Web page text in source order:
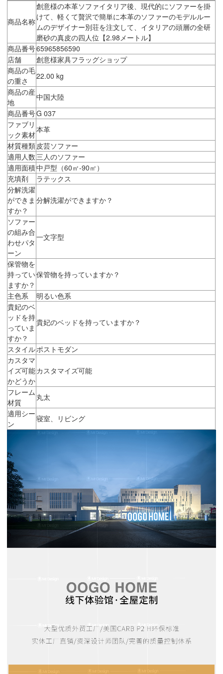
商品名称
創意様の本革ソファイタリア後、現代的にソファーを掛
けて、軽くて贅沢で簡単に本革のソファーのモデルルー
ムのデザイナー別荘を注文して、イタリアの頭層の全研
磨砂の真皮の四人位【2.98メートル】
商品番号65965856590
店舗
創意様家具フラッグショップ
商品の毛
の重さ
22.00 kg
商品の産
地
中国大陸
商品番号G 037
ファブリ
ック素材
本革
材質種類 皮芸ソファー
適用人数 三人のソファー
適用面積中戸型（60㎡-90㎡）
充填剤
ラテックス
分解洗濯
ができま
すか？
分解洗濯ができますか？
ソファー
の組み合
わせパタ
ーン
一文字型
保管物を
持ってい
ますか？
保管物を持っていますか？
主色系
明るい色系
貴妃のベ
ッドを持
っていま
すか？
貴妃のベッドを持っていますか？
スタイルポストモダン
カスタマ
イズ可能
かどうか
カスタマイズ可能
フレーム
材質
丸太
適用シー
ン
寝室、リビング